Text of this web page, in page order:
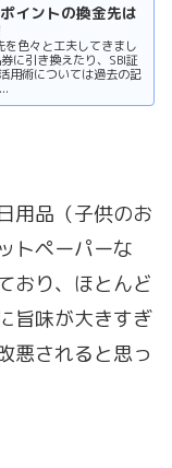
イントの換金先は
色々と工夫してきまし
に引き換えたり、SBI証
用術については過去の記
用品（子供のお
トペーパーな
おり、ほとんど
旨味が大きすぎ
悪されると思っ